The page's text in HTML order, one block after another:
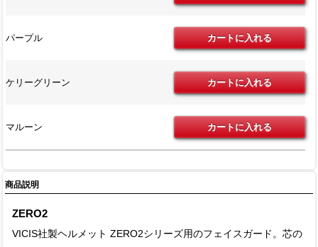
パープル
ケリーグリーン
マルーン
商品説明
ZERO2
VICIS社製ヘルメット ZERO2シリーズ用のフェイスガード。芯の